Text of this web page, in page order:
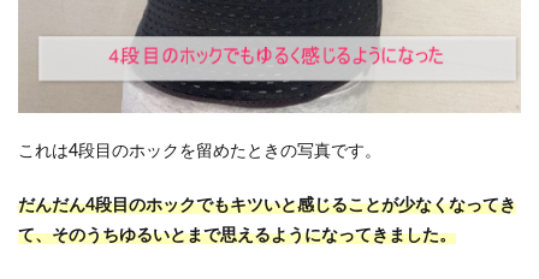
これは4段目のホックを留めたときの写真です。
だんだん4段目のホックでもキツいと感じることが少なくなってき
て、そのうちゆるいとまで思えるようになってきました。